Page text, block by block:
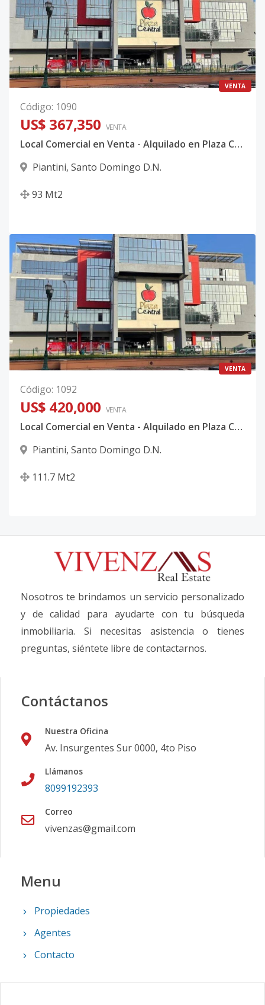
VENTA
Código: 1090
US$ 367,350 VENTA
Local Comercial en Venta - Alquilado en Plaza Central en Piantini
Piantini, Santo Domingo D.N.
93 Mt2
VENTA
Código: 1092
US$ 420,000 VENTA
Local Comercial en Venta - Alquilado en Plaza Central en Piantini
Piantini, Santo Domingo D.N.
111.7 Mt2
Nosotros te brindamos un servicio personalizado
y de calidad para ayudarte con tu búsqueda
inmobiliaria. Si necesitas asistencia o tienes
preguntas, siéntete libre de contactarnos.
Contáctanos
Nuestra Oficina
Av. Insurgentes Sur 0000, 4to Piso
Llámanos
8099192393
Correo
vivenzas@gmail.com
Menu
Propiedades
Agentes
Contacto